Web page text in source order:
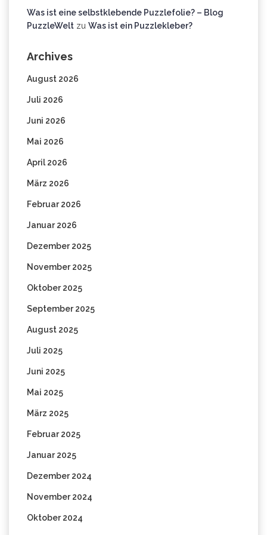
Was ist eine selbstklebende Puzzlefolie? – Blog
PuzzleWelt zu Was ist ein Puzzlekleber?
Archives
August 2026
Juli 2026
Juni 2026
Mai 2026
April 2026
März 2026
Februar 2026
Januar 2026
Dezember 2025
November 2025
Oktober 2025
September 2025
August 2025
Juli 2025
Juni 2025
Mai 2025
März 2025
Februar 2025
Januar 2025
Dezember 2024
November 2024
Oktober 2024